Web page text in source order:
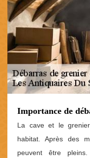
Importance de
La cave et le
habitat. Après des
peuvent être